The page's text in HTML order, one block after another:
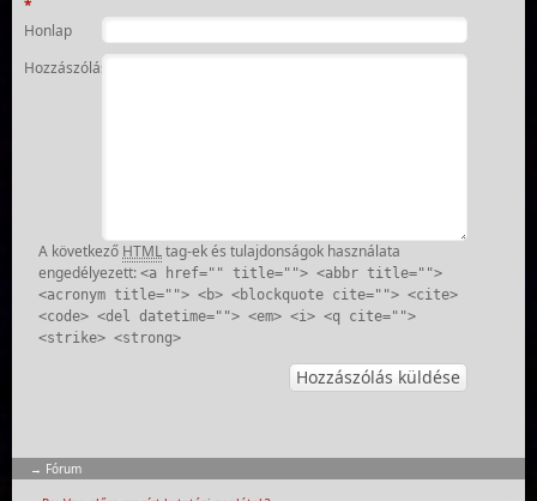
*
Honlap
Hozzászólás
A következő HTMLtag-ek és tulajdonságok használata
engedélyezett: <a href="" title=""> <abbr title="">
<acronym title=""> <b> <blockquote cite=""> <cite>
<code> <del datetime=""> <em> <i> <q cite="">
<strike> <strong>
Fórum